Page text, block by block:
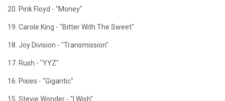
20. Pink Floyd - "Money"
19. Carole King - "Bitter With The Sweet"
18. Joy Division - "Transmission"
17. Rush - "YYZ"
16. Pixies - "Gigantic"
15. Stevie Wonder - "I Wish"